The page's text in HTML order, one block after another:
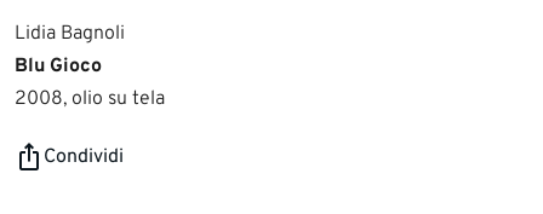
Lidia Bagnoli
Blu Gioco
2008, olio su tela
Condividi